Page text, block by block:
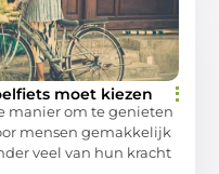
moet kiezen
manier om te genieten
mensen gemakkelijk
veel van hun kracht